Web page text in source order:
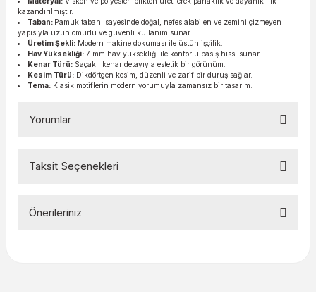
kazandırılmıştır.
Taban: Pamuk tabanı sayesinde doğal, nefes alabilen ve zemini çizmeyen
yapısıyla uzun ömürlü ve güvenli kullanım sunar.
Üretim Şekli: Modern makine dokuması ile üstün işçilik.
Hav Yüksekliği: 7 mm hav yüksekliği ile konforlu basış hissi sunar.
Kenar Türü: Saçaklı kenar detayıyla estetik bir görünüm.
Kesim Türü: Dikdörtgen kesim, düzenli ve zarif bir duruş sağlar.
Tema: Klasik motiflerin modern yorumuyla zamansız bir tasarım.
Yorumlar
Taksit Seçenekleri
Önerileriniz